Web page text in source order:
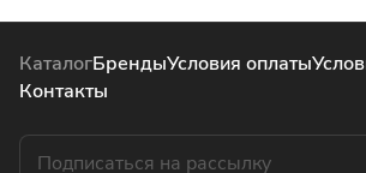
КаталогБрендыУсловия оплаты
Контакты